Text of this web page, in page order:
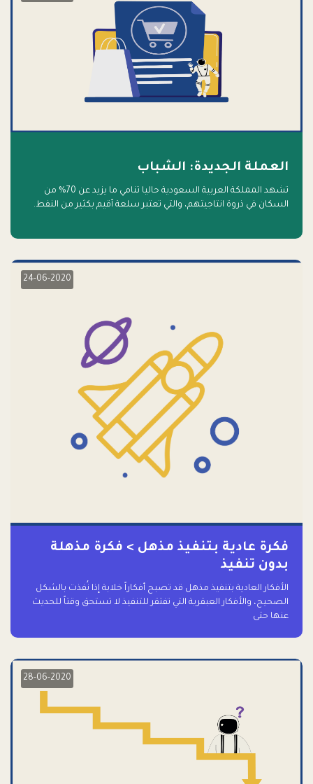
العملة الجديدة: الشباب
تشهد المملكة العربية السعودية حاليا تنامي ما يزيد عن 70% من
السكان في ذروة انتاجيتهم، والتي تعتبر سلعة أقيم بكثير من النفط.
24-06-2020
فكرة عادية بتنفيذ مذهل > فكرة مذهلة
بدون تنفيذ
الأفكار العادية بتنفيذ مذهل قد تصبح أفكاراً خلابة إذا نُفذت بالشكل
الصحيح، والأفكار العبقرية التي تفتقر للتنفيذ لا تستحق وقتاً للحديث
عنها حتى
28-06-2020